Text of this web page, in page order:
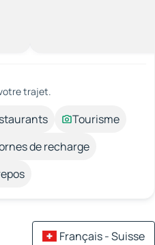
trajet.
Tourisme
de recharge
Français - Suisse